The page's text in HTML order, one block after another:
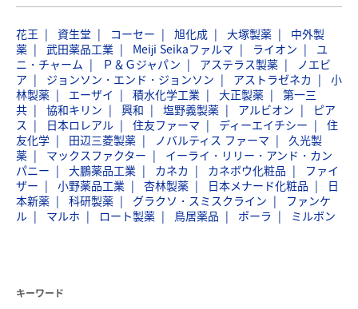
花王 資生堂 コーセー 旭化成 大塚製薬
中外製
薬
武田薬品工業 Meiji Seikaファルマ ライオン
ユ
ニ・チャーム
Ｐ＆Ｇジャパン アステラス製薬
ノエビ
ア
ジョンソン・エンド・ジョンソン アストラゼネカ
小
林製薬
エーザイ 積水化学工業 大正製薬
第一三
共
協和キリン 興和 塩野義製薬 アルビオン
ピア
ス
日本ロレアル 住友ファーマ ディーエイチシー
住
友化学
田辺三菱製薬 ノバルティス ファーマ
久光製
薬
マックスファクター
イーライ・リリー・アンド・カン
パニー
大鵬薬品工業 カネカ カネボウ化粧品
ファイ
ザー
小野薬品工業 杏林製薬 日本メナード化粧品
日
本新薬
科研製薬 グラクソ・スミスクライン
ファンケ
ル
マルホ ロート製薬 鳥居薬品 ポーラ ミルボン
キーワード